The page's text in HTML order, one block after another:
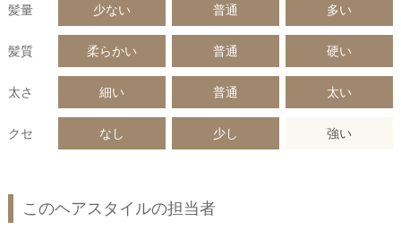
髪量 少ない 普通 多い
髪質 柔らかい 普通 硬い
太さ 細い 普通 太い
クセ なし 少し 強い
このヘアスタイルの担当者